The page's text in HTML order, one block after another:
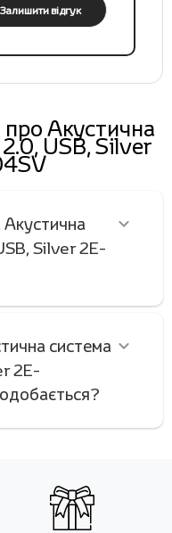
Залишити відгук
про Акустична
USB, Silver
Акустична
Silver 2E-
система
2E-